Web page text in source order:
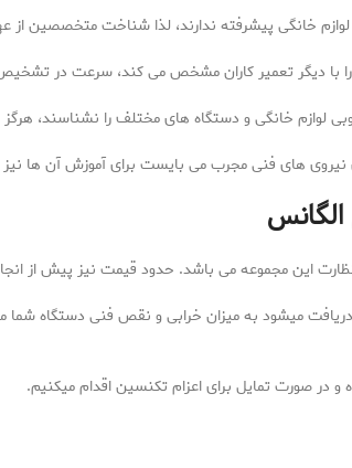
لوازم خانگی پیشرفته ندارند، لذا شناخت متخصصین
را با دیگر تعمیر کاران مشخص می کند، سرعت در
لوازم خانگی و دستگاه های مختلف را نشناسند،
نیروی های فنی مجرب می بایست برای آموزش آن ها
این مجموعه می باشد. حدود قیمت نیز پیش از
دریافت میشود به میزان خرابی و نقص فنی دستگاه
در صورت تمایل برای اعزام تکنسین اقدام میکنیم.